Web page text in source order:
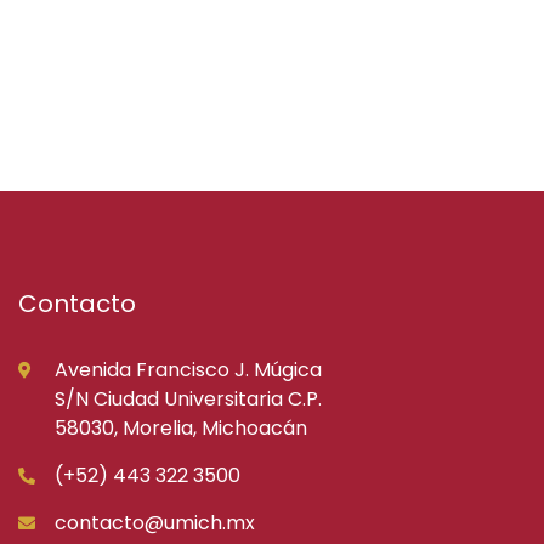
Contacto
Avenida Francisco J. Múgica
S/N Ciudad Universitaria C.P.
58030, Morelia, Michoacán
(+52) 443 322 3500
contacto@umich.mx